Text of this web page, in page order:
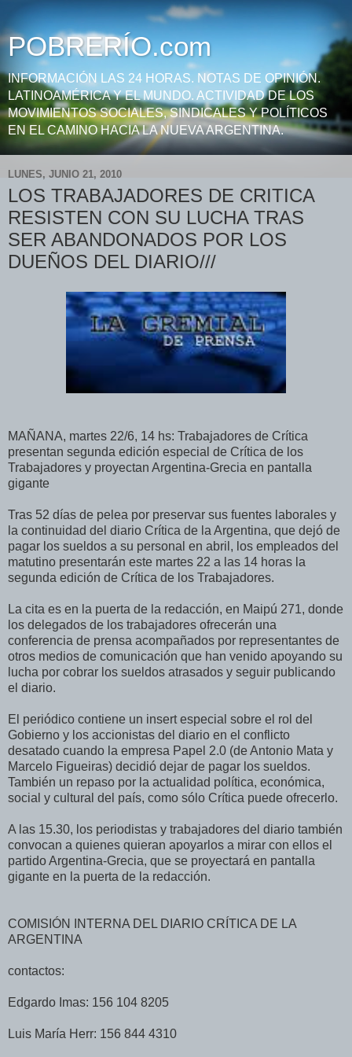
POBRERÍO.com
INFORMACIÓN LAS 24 HORAS. NOTAS DE OPINIÓN.
LATINOAMÉRICA Y EL MUNDO. ACTIVIDAD DE LOS
MOVIMIENTOS SOCIALES, SINDICALES Y POLÍTICOS
EN EL CAMINO HACIA LA NUEVA ARGENTINA.
LUNES, JUNIO 21, 2010
LOS TRABAJADORES DE CRITICA
RESISTEN CON SU LUCHA TRAS
SER ABANDONADOS POR LOS
DUEÑOS DEL DIARIO///
MAÑANA, martes 22/6, 14 hs: Trabajadores de Crítica
presentan segunda edición especial de Crítica de los
Trabajadores y proyectan Argentina-Grecia en pantalla
gigante
Tras 52 días de pelea por preservar sus fuentes laborales y
la continuidad del diario Crítica de la Argentina, que dejó de
pagar los sueldos a su personal en abril, los empleados del
matutino presentarán este martes 22 a las 14 horas la
segunda edición de Crítica de los Trabajadores.
La cita es en la puerta de la redacción, en Maipú 271, donde
los delegados de los trabajadores ofrecerán una
conferencia de prensa acompañados por representantes de
otros medios de comunicación que han venido apoyando su
lucha por cobrar los sueldos atrasados y seguir publicando
el diario.
El periódico contiene un insert especial sobre el rol del
Gobierno y los accionistas del diario en el conflicto
desatado cuando la empresa Papel 2.0 (de Antonio Mata y
Marcelo Figueiras) decidió dejar de pagar los sueldos.
También un repaso por la actualidad política, económica,
social y cultural del país, como sólo Crítica puede ofrecerlo.
A las 15.30, los periodistas y trabajadores del diario también
convocan a quienes quieran apoyarlos a mirar con ellos el
partido Argentina-Grecia, que se proyectará en pantalla
gigante en la puerta de la redacción.
COMISIÓN INTERNA DEL DIARIO CRÍTICA DE LA
ARGENTINA
contactos:
Edgardo Imas: 156 104 8205
Luis María Herr: 156 844 4310